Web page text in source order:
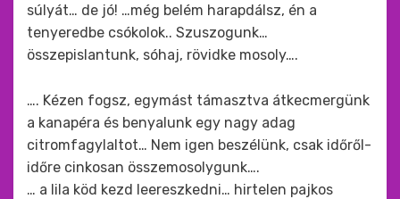
súlyát… de jó! …még belém harapdálsz, én a
tenyeredbe csókolok.. Szuszogunk…
összepislantunk, sóhaj, rövidke mosoly….
…. Kézen fogsz, egymást támasztva átkecmergünk
a kanapéra és benyalunk egy nagy adag
citromfagylaltot… Nem igen beszélünk, csak időről-
időre cinkosan összemosolygunk….
… a lila köd kezd leereszkedni… hirtelen pajkos